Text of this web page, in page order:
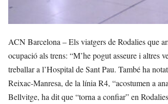
ACN Barcelona – Els viatgers de Rodalies que
ocupació als trens: “M’he pogut asseure i altres
treballar a l’Hospital de Sant Pau. També ha
Reixac-Manresa, de la línia R4, “acostumen a
Bellvitge, ha dit que “torna a confiar” en